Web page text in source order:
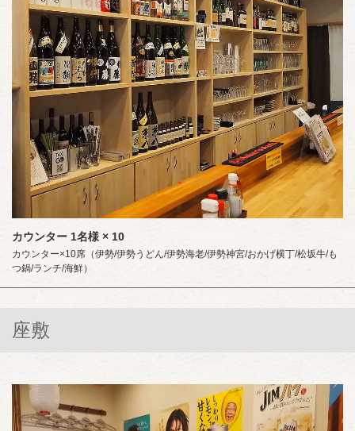
カウンター 1名様 × 10
カウンター×10席（伊勢/伊勢うどん/伊勢海老/伊勢神宮/おかげ横丁/松坂牛/も
つ鍋/ランチ/海鮮）
座敷